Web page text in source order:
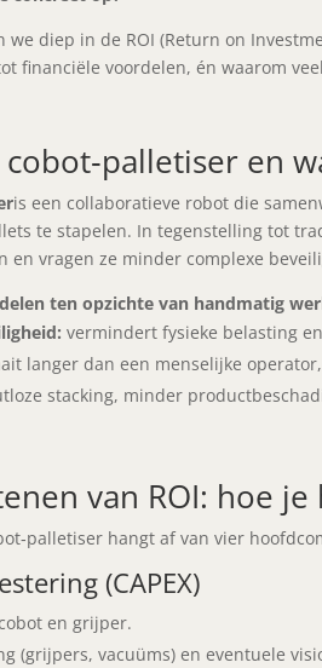
we diep in de ROI (Return on
financiële voordelen, én waarom
en
is een collaboratieve robot die
te stapelen. In tegenstelling tot
en vragen ze minder complexe
ten opzichte van handmatig
vermindert fysieke belasting
langer dan een menselijke
stacking, minder
van ROI: hoe
hangt af van vier
(CAPEX)
en grijper.
(grijpers, vacuüms) en eventuele